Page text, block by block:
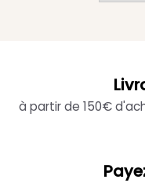
à partir de 150€